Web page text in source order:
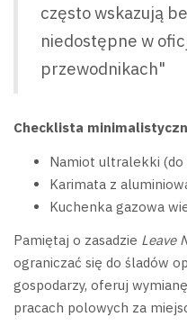
często wskazują
niedostępne w
przewodnikach"
Checklista
Namiot ultralekki (do
Karimata z
Kuchenka gazowa
Pamiętaj o zasadzie Leave
ograniczać się do śladów
gospodarzy, oferuj
pracach polowych za